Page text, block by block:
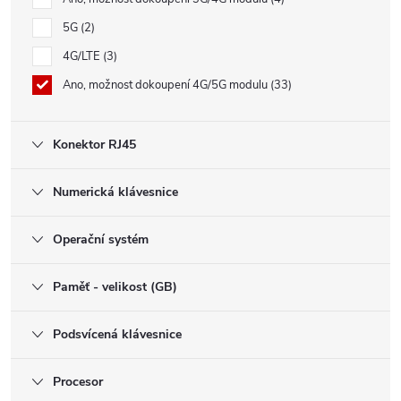
5G 2
4G/LTE 3
Ano, možnost dokoupení 4G/5G modulu 33
Konektor RJ45
Numerická klávesnice
Operační systém
Paměť - velikost (GB)
Podsvícená klávesnice
Procesor